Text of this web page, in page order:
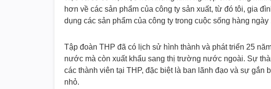
hơn về các sản phẩm của công ty sản xuất, từ đó tôi, gia
dụng các sản phẩm của công ty trong cuộc sống hàng ngày
Tập đoàn THP đã có lịch sử hình thành và phát triển 25
nước mà còn xuất khẩu sang thị trường nước ngoài. Sự
các thành viên tại THP, đặc biệt là ban lãnh đạo và sự gắn
nhỏ.